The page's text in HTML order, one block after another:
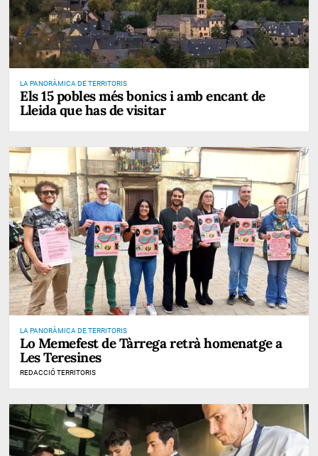
LA PANORÀMICA DE TERRITORIS
Els 15 pobles més bonics i amb encant de
Lleida que has de visitar
LA PANORÀMICA DE TERRITORIS
Lo Memefest de Tàrrega retrà homenatge a
Les Teresines
REDACCIÓ TERRITORIS